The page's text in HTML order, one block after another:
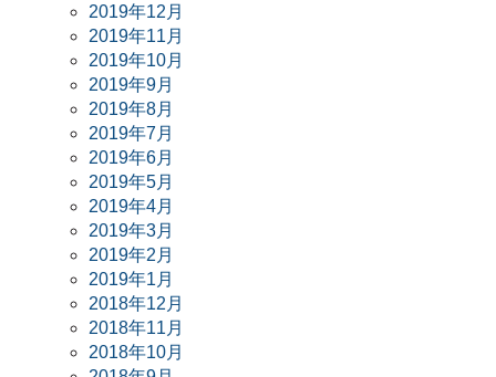
2019年12月
2019年11月
2019年10月
2019年9月
2019年8月
2019年7月
2019年6月
2019年5月
2019年4月
2019年3月
2019年2月
2019年1月
2018年12月
2018年11月
2018年10月